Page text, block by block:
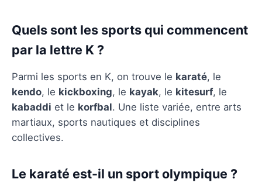
Quels sont les sports qui commencent
par la lettre K ?
Parmi les sports en K, on trouve le karaté, le
kendo, le kickboxing, le kayak, le kitesurf, le
kabaddi et le korfbal. Une liste variée, entre arts
martiaux, sports nautiques et disciplines
collectives.
Le karaté est-il un sport olympique ?